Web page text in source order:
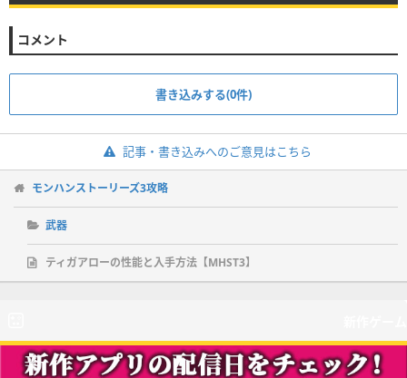
コメント
書き込みする(0件)
記事・書き込みへのご意見はこちら
モンハンストーリーズ3攻略
武器
ティガアローの性能と入手方法【MHST3】